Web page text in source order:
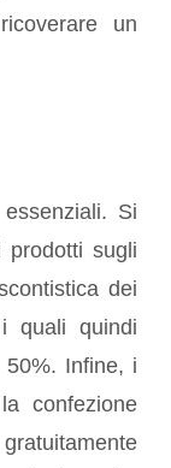
un
Si
prodotti sugli
dei
quali quindi
Infine, i
confezione